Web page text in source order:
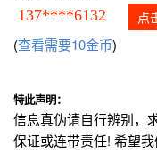
137****6132 点
(查看需要10金币)
特此声明：
信息真伪请自行辨别，
保证或连带责任! 希望